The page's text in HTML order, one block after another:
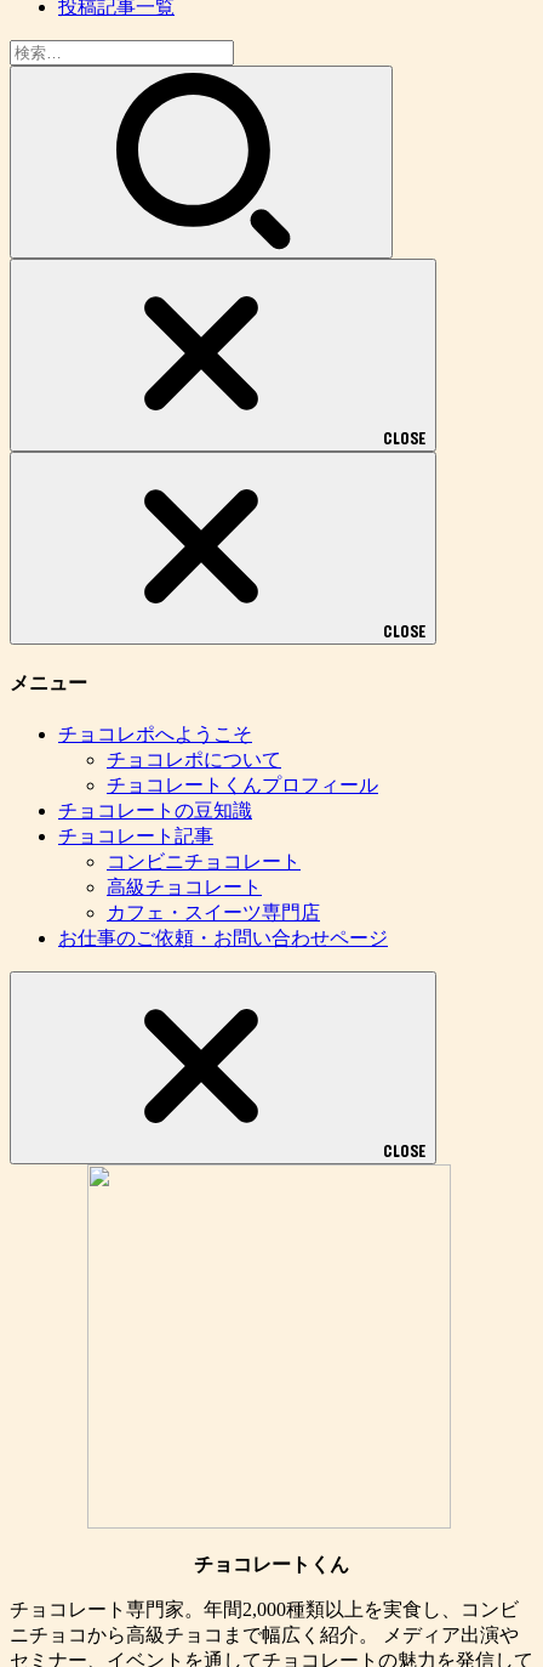
投稿記事一覧
検
索:
CLOSE
CLOSE
メニュー
チョコレポへようこそ
チョコレポについて
チョコレートくんプロフィール
チョコレートの豆知識
チョコレート記事
コンビニチョコレート
高級チョコレート
カフェ・スイーツ専門店
お仕事のご依頼・お問い合わせページ
CLOSE
チョコレートくん
チョコレート専門家。年間2,000種類以上を実食し、コンビ
ニチョコから高級チョコまで幅広く紹介。 メディア出演や
セミナー、イベントを通してチョコレートの魅力を発信して